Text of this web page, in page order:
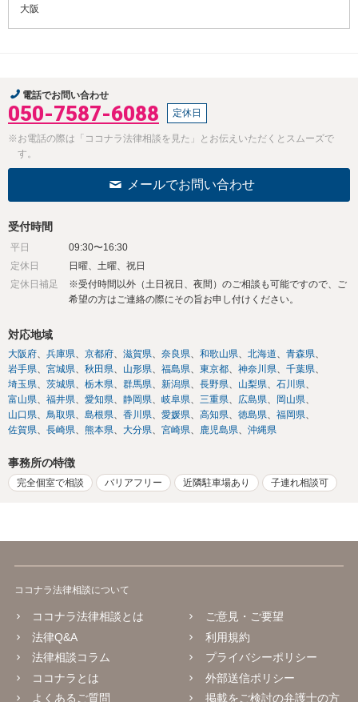
大阪
電話でお問い合わせ
050-7587-6088 定休日
※お電話の際は「ココナラ法律相談を見た」とお伝えいただくとスムーズで
す。
メールでお問い合わせ
受付時間
平日
09:30〜16:30
定休日
日曜、土曜、祝日
定休日補足
※受付時間以外（土日祝日、夜間）のご相談も可能ですので、ご
希望の方はご連絡の際にその旨お申し付けください。
対応地域
大阪府 兵庫県 京都府 滋賀県 奈良県 和歌山県 北海道
青森県
岩手県
宮城県 秋田県 山形県 福島県 東京都 神奈川県
千葉県
埼玉県
茨城県 栃木県 群馬県 新潟県 長野県 山梨県
石川県
富山県
福井県 愛知県 静岡県 岐阜県 三重県 広島県
岡山県
山口県
鳥取県 島根県 香川県 愛媛県 高知県 徳島県
福岡県
佐賀県
長崎県 熊本県 大分県 宮崎県 鹿児島県 沖縄県
事務所の特徴
完全個室で相談 バリアフリー 近隣駐車場あり 子連れ相談可
ココナラ法律相談について
ココナラ法律相談とは
法律Q&A
法律相談コラム
ココナラとは
よくあるご質問
ご意見・ご要望
利用規約
プライバシーポリシー
外部送信ポリシー
掲載をご検討の弁護士の方